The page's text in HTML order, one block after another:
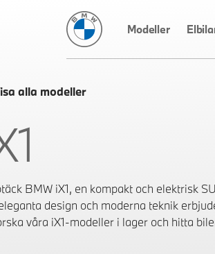
BMW Sverige
Modeller
alla modeller
BMW iX1, en kompakt och elektrisk
design och moderna teknik
våra iX1-modeller i lager och hitta